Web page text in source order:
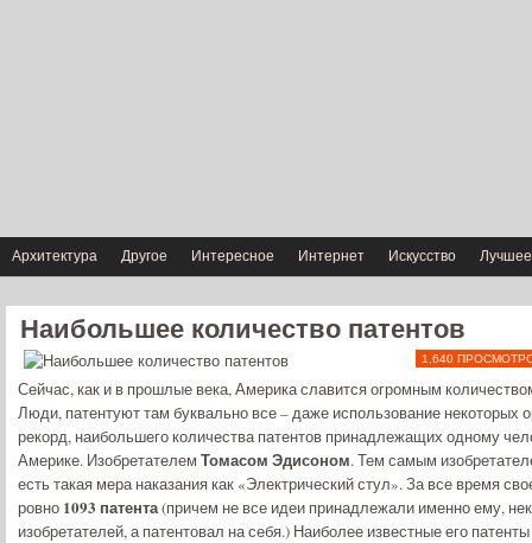
Архитектура Другое Интересное Интернет Искусство Лучшее
Наибольшее количество патентов
1,640
Сейчас, как и в прошлые века, Америка славится огромным
Люди, патентуют там буквально все – даже использование некоторых
рекорд, наибольшего количества патентов принадлежащих одному
Америке. Изобретателем Томасом Эдисоном. Тем самым
есть такая мера наказания как «Электрический стул». За все время
ровно 1093 патента(причем не все идеи принадлежали именно ему,
изобретателей, а патентовал на себя.) Наиболее известные его